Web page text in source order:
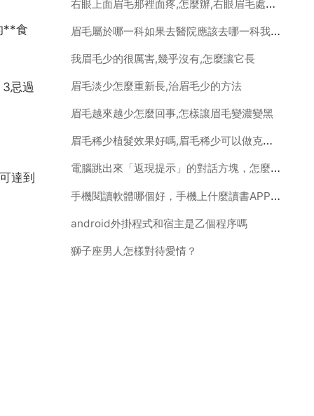
**食
忌過
達到
右眼上面眉毛那裡面疼,怎麼辦,右眼眉毛處疼痛是怎麼回事
眉毛屬於哪一科如果去醫院應該去哪一科我眉毛脫落了
我眉毛少的很厲害,幾乎沒有,怎麼讓它長
眉毛淡少怎麼重新長,治眉毛少的方法
眉毛越來越少怎麼回事,怎樣讓眉毛變濃變黑
眉毛稀少植髮效果好嗎,眉毛稀少可以做克隆眉嗎
電腦跳出來「返現提示」的對話方塊，怎麼去掉啊？
手機閱讀軟體哪個好，手機上什麼讀書APP最好啊
android外掛程式和宿主是乙個程序嗎
獅子座男人怎樣對待愛情？